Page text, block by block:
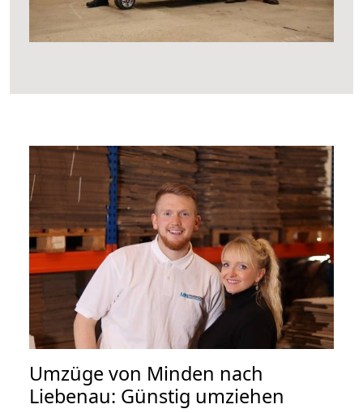
Umzüge von Minden nach
Liebenau: Günstig umziehen